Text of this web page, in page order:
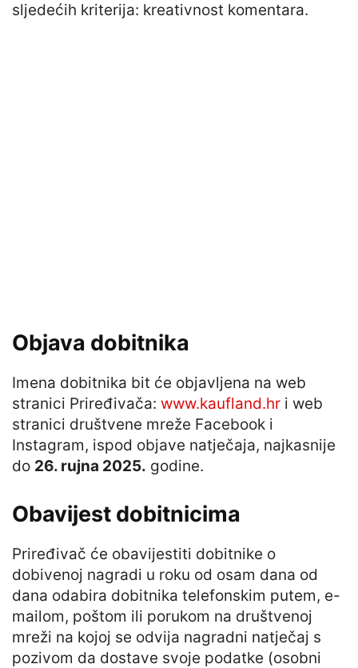
sljedećih kriterija: kreativnost komentara.
Objava dobitnika
Imena dobitnika bit će objavljena na web
stranici Priređivača: www.kaufland.hr i web
stranici društvene mreže Facebook i
Instagram, ispod objave natječaja, najkasnije
do 26. rujna 2025. godine.
Obavijest dobitnicima
Priređivač će obavijestiti dobitnike o
dobivenoj nagradi u roku od osam dana od
dana odabira dobitnika telefonskim putem, e-
mailom, poštom ili porukom na društvenoj
mreži na kojoj se odvija nagradni natječaj s
pozivom da dostave svoje podatke (osobni